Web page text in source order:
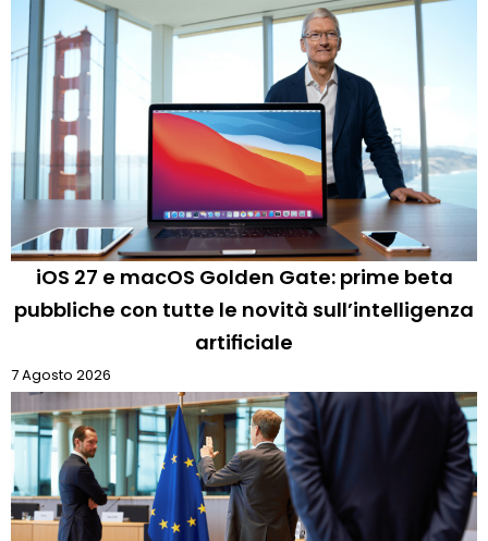
iOS 27 e macOS Golden Gate: prime beta
pubbliche con tutte le novità sull’intelligenza
artificiale
7 Agosto 2026